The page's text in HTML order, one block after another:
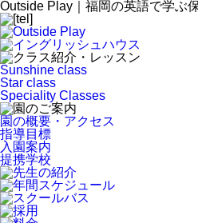
Outside Play｜福岡の英語で学ぶ
Sunshine class
Star class
Speciality Classes
園の概要・アクセス
指導目標
入園案内
提携学校